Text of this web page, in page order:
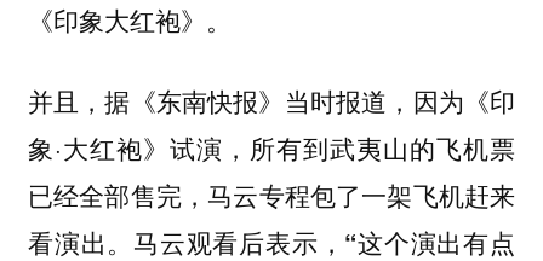
《印象大红袍》。
并且，据《东南快报》当时报道，因为《印
象·大红袍》试演，所有到武夷山的飞机票
已经全部售完， 马云专程包了一架飞机赶来
看演出。马云观看后表示，“这个演出有点